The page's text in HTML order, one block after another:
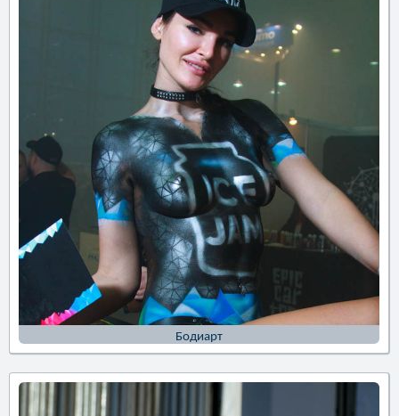
Бодиарт